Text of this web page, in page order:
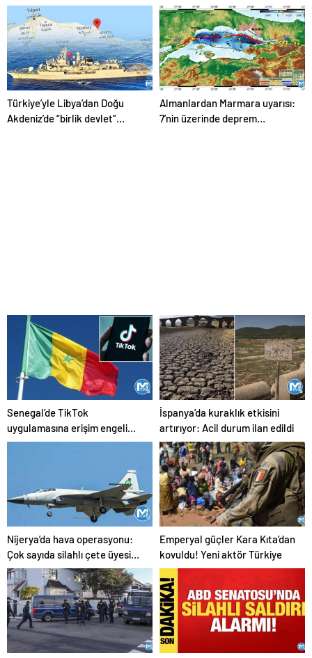
anlar!
çağrısı: Hala geç değil
Türkiye’yle Libya’dan Doğu
Akdeniz’de “birlik devlet”
Almanlardan Marmara uyarısı:
7’nin üzerinde deprem
Senegal’de TikTok
uygulamasına erişim engeli
getirildi
İspanya’da kuraklık etkisini
artırıyor: Acil durum ilan edildi
Nijerya’da hava operasyonu:
Çok sayıda silahlı çete üyesi
etkisiz hale getirildi
Emperyal güçler Kara Kıta’dan
kovuldu! Yeni aktör Türkiye